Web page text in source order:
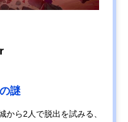
謎
から2人で脱出を試みる、